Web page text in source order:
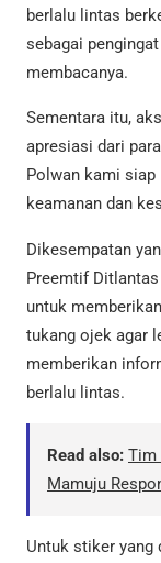
berlalu lintas
sebagai
membacanya.
Sementara itu,
apresiasi dari
Polwan kami
keamanan dan
Dikesempatan
Preemtif
untuk
tukang ojek agar
memberikan
berlalu lintas.
Read also: Tim
Mamuju
Untuk stiker yang